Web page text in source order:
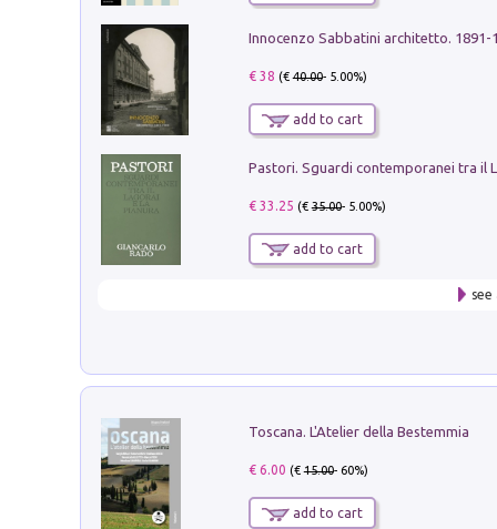
Innocenzo Sabbatini architetto. 1891-
€ 38 (€40.00- 5.00%)
add to cart
€ 33.25 (€35.00- 5.00%)
add to cart
see
Toscana. L'Atelier della Bestemmia
€ 6.00 (€15.00- 60%)
add to cart